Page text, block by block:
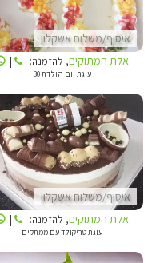
איסוף/משלוח אשקלון
אלת המתוקים
אלת המתוקים, להזמנה: |
עוגת יום הולדת 30
איסוף/משלוח אשקלון
אלת המתוקים
אלת המתוקים, להזמנה: |
עוגת טריקולד עם ממתקים